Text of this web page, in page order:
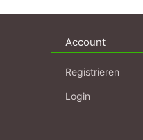
Account
Registrieren
Login